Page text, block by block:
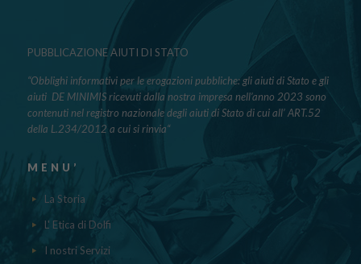
PUBBLICAZIONE AIUTI DI STATO
“Obblighi informativi per le erogazioni pubbliche: gli aiuti di Stato e gli
aiuti DE MINIMIS ricevuti dalla nostra impresa nell’anno 2023 sono
contenuti nel registro nazionale degli aiuti di Stato di cui all’ ART.52
della L.234/2012 a cui si rinvia“
MENU’
La Storia
L' Etica di Dolfi
I nostri Servizi